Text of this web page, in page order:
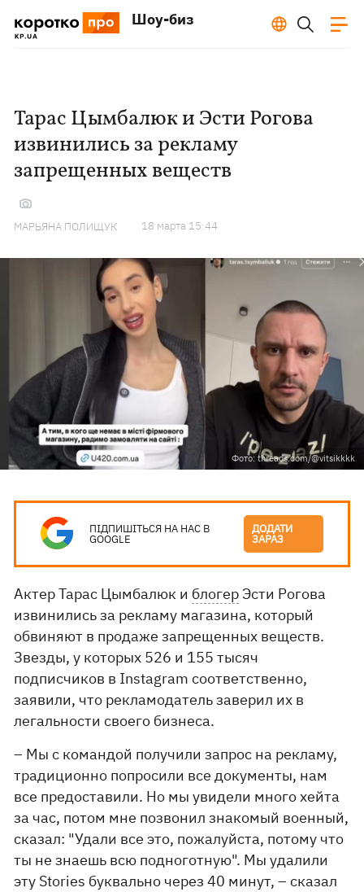
Шоу-биз
Тарас Цымбалюк и Эсти Рогова
извинились за рекламу
запрещенных веществ
МАРЬЯНА ПОЛИЩУК 18 марта 15:44
Фото: threads.com/@vitsikkkk
ПІДПИШІТЬСЯ НА НАС В
GOOGLE
ДОДАТИ
ЗАРАЗ
Актер Тарас Цымбалюк и блогерЭсти Рогова
извинились за рекламу магазина, который
обвиняют в продаже запрещенных веществ.
Звезды, у которых 526 и 155 тысяч
подписчиков в Instagram соответственно,
заявили, что рекламодатель заверил их в
легальности своего бизнеса.
– Мы с командой получили запрос на рекламу,
традиционно попросили все документы, нам
все предоставили. Но мы увидели много хейта
за час, потом мне позвонил знакомый военный,
сказал: "Удали все это, пожалуйста, потому что
ты не знаешь всю подноготную". Мы удалили
эту Stories буквально через 40 минут, – сказал